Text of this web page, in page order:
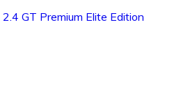
GT Premium Elite Edition